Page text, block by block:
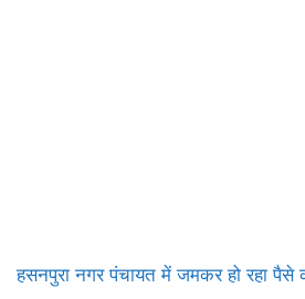
हसनपुरा नगर पंचायत में जमकर हो रहा पैसे